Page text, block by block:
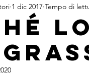
1 dic 2017 Tempo di